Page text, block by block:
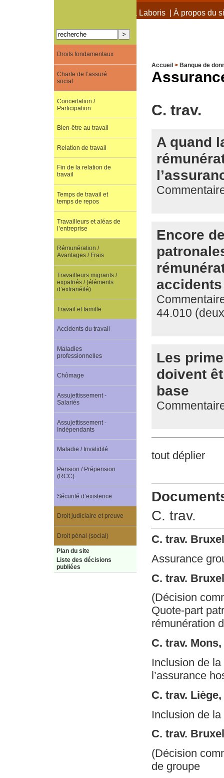
À propos de Terra Laboris| À propos du
Accueil > Banque de
C. trav.
A quand
Encore
44.010
Les
doivent
base
tout déplier
C. trav.
C. trav.
Assurance
C. trav.
(Décision
Quote-part
rémunération
C. trav.
Inclusion de
l’assurance
C. trav.
Inclusion de
C. trav.
(Décision
de groupe
Droits fondamentaux
Charte de l’assuré
social
Concertation /
Participation
Bien-être au travail
Relation de travail
Fin de la relation de
travail
Temps de travail et
temps de repos
Travailleurs et aléas de
l’entreprise
Rémunération /
Avantages / Frais
Travailleurs migrants /
expatriés / (éléments
d’extranéité)
Travail et famille
Accidents du travail
Maladies
professionnelles
Chômage
Assujettissement -
Salariés
Assujettissement -
Indépendants
Maladie / Invalidité
Pension / Prépension
(RCC)
Sécurité d’existence
Droit judiciaire et preuve
Droit pénal (social)
Plan du site
Liste des décisions
publiées